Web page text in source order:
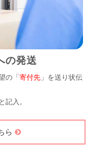
の発送
の「寄付先 」を送り状伝
記入。
ら